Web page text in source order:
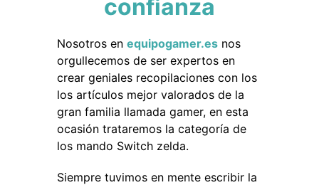
confianza
Nosotros en equipogamer.es nos
orgullecemos de ser expertos en
crear geniales recopilaciones con los
los artículos mejor valorados de la
gran familia llamada gamer, en esta
ocasión trataremos la categoría de
los mando Switch zelda.
Siempre tuvimos en mente escribir la